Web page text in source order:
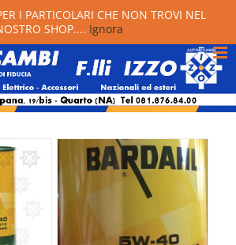
I PARTICOLARI CHE NON TROVI NEL
SHOP.... Ignora